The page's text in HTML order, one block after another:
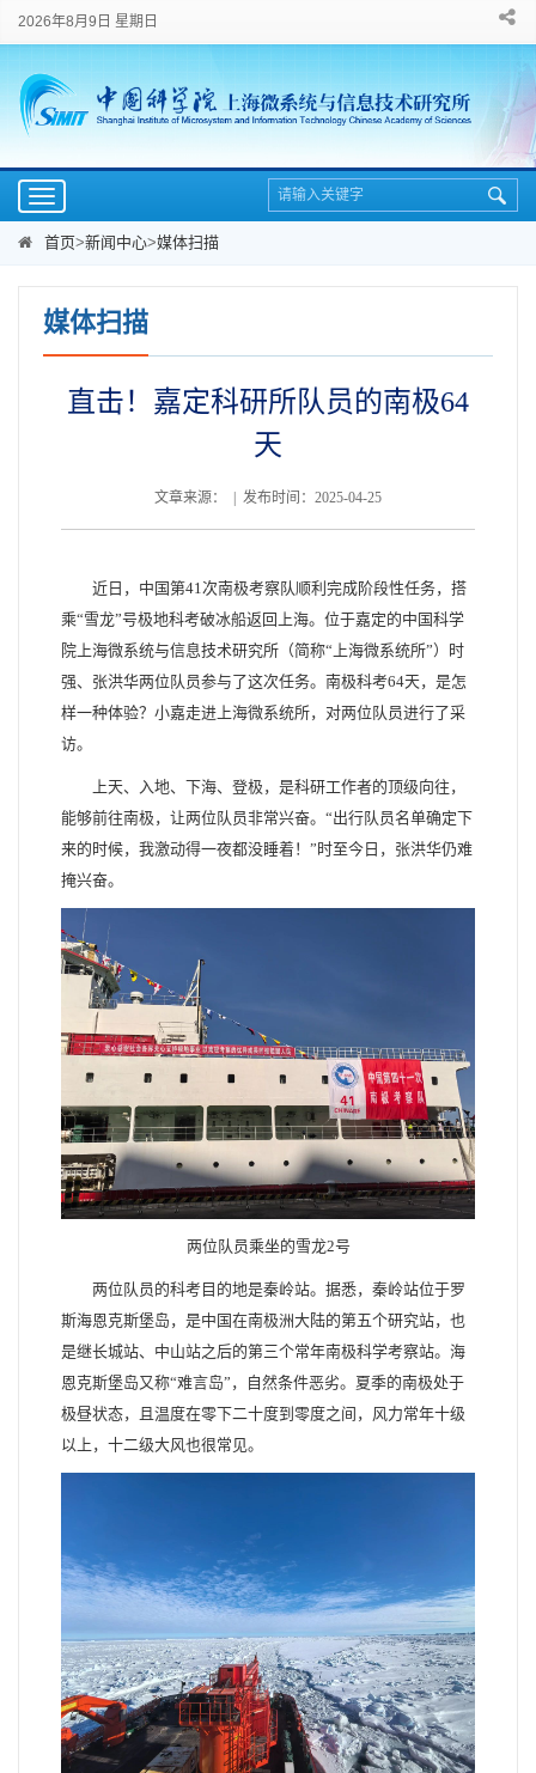
2026年8月9日 星期日
Toggle
navigation
首页>新闻中心>媒体扫描
媒体扫描
直击！嘉定科研所队员的南极64
天
文章来源： | 发布时间：2025-04-25
近日，中国第41次南极考察队顺利完成阶段性任务，搭
乘“雪龙”号极地科考破冰船返回上海。位于嘉定的中国科学
院上海微系统与信息技术研究所（简称“上海微系统所”）时
强、张洪华两位队员参与了这次任务。南极科考64天，是怎
样一种体验？小嘉走进上海微系统所，对两位队员进行了采
访。
上天、入地、下海、登极，是科研工作者的顶级向往，
能够前往南极，让两位队员非常兴奋。“出行队员名单确定下
来的时候，我激动得一夜都没睡着！”时至今日，张洪华仍难
掩兴奋。
两位队员乘坐的雪龙2号
两位队员的科考目的地是秦岭站。据悉，秦岭站位于罗
斯海恩克斯堡岛，是中国在南极洲大陆的第五个研究站，也
是继长城站、中山站之后的第三个常年南极科学考察站。海
恩克斯堡岛又称“难言岛”，自然条件恶劣。夏季的南极处于
极昼状态，且温度在零下二十度到零度之间，风力常年十级
以上，十二级大风也很常见。